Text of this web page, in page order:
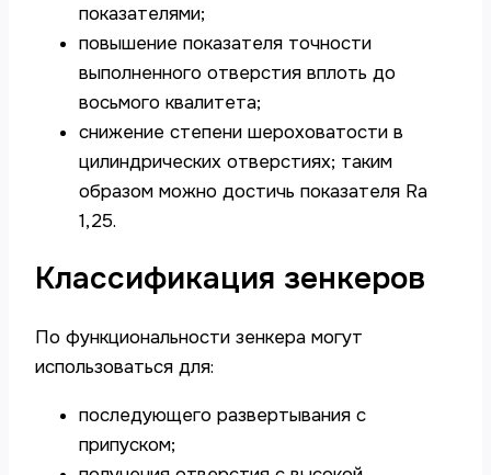
показателями;
повышение показателя точности
выполненного отверстия вплоть до
восьмого квалитета;
снижение степени шероховатости в
цилиндрических отверстиях; таким
образом можно достичь показателя Ra
1,25.
Классификация зенкеров
По функциональности зенкера могут
использоваться для:
последующего развертывания с
припуском;